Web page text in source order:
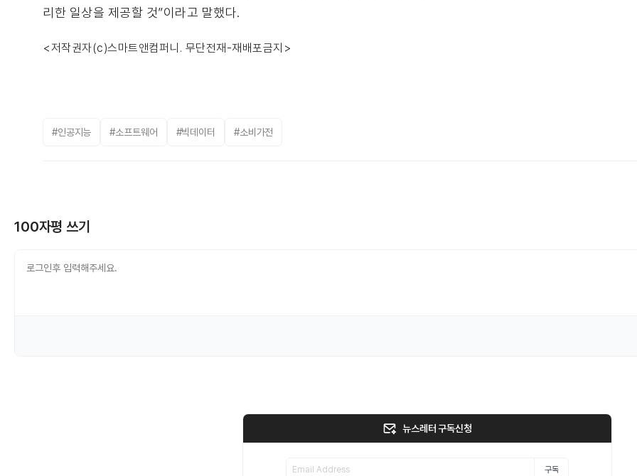
리한 일상을 제공할 것”이라고 말했다.
<저작권자(c)스마트앤컴퍼니. 무단전재-재배포금지>
#인공지능 #소프트웨어 #빅데이터 #소비가전
100자평 쓰기
뉴스레터 구독신청
구독